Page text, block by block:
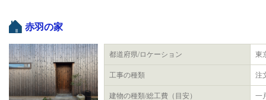
赤羽の家
都道府県/ロケーション 東
工事の種類 注
建物の種類/総工費（目安） 一